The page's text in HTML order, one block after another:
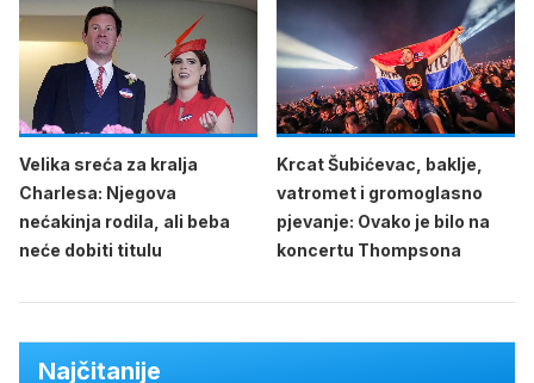
Velika sreća za kralja
Charlesa: Njegova
nećakinja rodila, ali beba
neće dobiti titulu
Krcat Šubićevac, baklje,
vatromet i gromoglasno
pjevanje: Ovako je bilo na
koncertu Thompsona
Najčitanije